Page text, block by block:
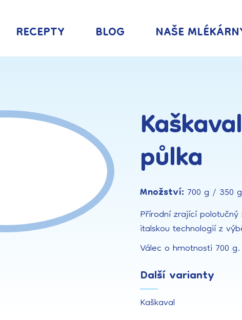
RECEPTY BLOG NAŠE
půlka
Množství:700 g / 350 g
Přírodní zrající
italskou technologií z
Válec o hmotnosti 700
Další varianty
Kaškaval